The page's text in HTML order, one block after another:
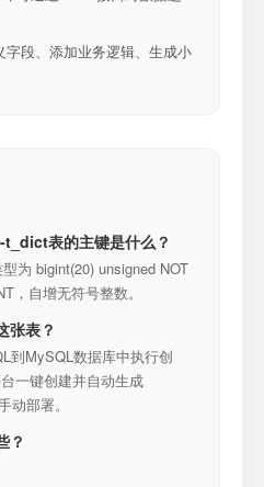
字段、添加业务逻辑、生成小
表的主键是什么？
为 bigint(20) unsigned NOT
，自增无符号整数。
张表？
到MySQL数据库中执行创
一键创建并自动生成
部署。
？